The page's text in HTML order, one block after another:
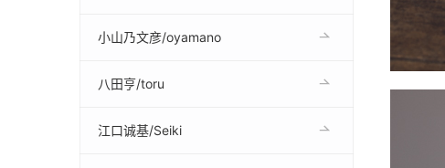
小山乃文彦/oyamano
八田亨/toru
江口诚基/Seiki